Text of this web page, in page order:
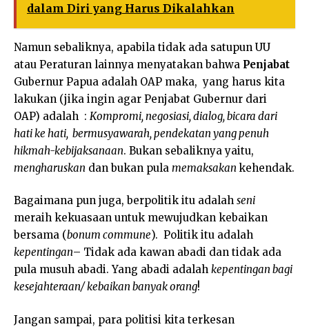
dalam Diri yang Harus Dikalahkan
Namun sebaliknya, apabila tidak ada satupun UU
atau Peraturan lainnya menyatakan bahwa Penjabat
Gubernur Papua adalah OAP maka, yang harus kita
lakukan (jika ingin agar Penjabat Gubernur dari
OAP) adalah : Kompromi, negosiasi, dialog, bicara dari
hati ke hati, bermusyawarah, pendekatan yang penuh
hikmah-kebijaksanaan. Bukan sebaliknya yaitu,
mengharuskan dan bukan pula memaksakan kehendak.
Bagaimana pun juga, berpolitik itu adalah seni
meraih kekuasaan untuk mewujudkan kebaikan
bersama (bonum commune). Politik itu adalah
kepentingan– Tidak ada kawan abadi dan tidak ada
pula musuh abadi. Yang abadi adalah kepentingan bagi
kesejahteraan/ kebaikan banyak orang!
Jangan sampai, para politisi kita terkesan